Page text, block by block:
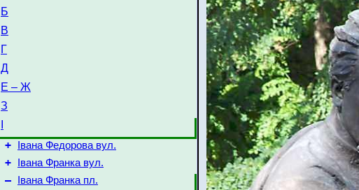
Б
В
Г
Д
Е – Ж
З
+
Івана Федорова вул.
+ Івана Франка вул.
– Івана Франка пл.